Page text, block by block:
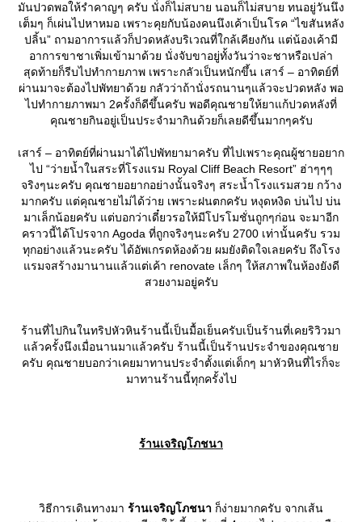
มันปวดพอให้รำคาญๆ ครับ นั่งก็ไม่สบาย นอนก็ไม่สบาย ทนอยู่วันนึง
เต็มๆ ก็เผ่นไปหาหมอ เพราะคุยกับน้องคนนึงเค้าเป็นโรค “ไขสันหลัง
ปลิ้น” ถามอาการแล้วก็ปวดหลังบริเวณที่ใกล้เคียงกัน แต่น้องเค้ามี
อาการขาชาเพิ่มเข้ามาด้วย นั่งจับขาอยู่ทั้งวันว่าจะชาหรือเปล่า
สุดท้ายก็รีบไปทำกายภาพ เพราะกลัวเป็นหนักขึ้น เสาร์ – อาทิตย์ที่
ผ่านมาจะต้องไปพัทยาด้วย กลัวว่าถ้านั่งรถนานๆแล้วจะปวดหลัง พอ
ไปทำกายภาพมา 2ครั้งก็ดีขึ้นครับ พอดีคุณชายให้ยาแก้ปวดหลังที่
คุณชายกินอยู่เป็นประจำมากินด้วยก็เลยดีขึ้นมากๆครับ
เสาร์ – อาทิตย์ที่ผ่านมาได้ไปพัทยามาครับ ที่ไปเพราะคุณผู้ชายอยาก
ไป “ว่ายน้ำในสระที่โรงแรม Royal Cliff Beach Resort” ฮ่าๆๆๆ
จริงๆนะครับ คุณชายอยากอย่างนั้นจริงๆ สระน้ำโรงแรมสวย กว้าง
มากครับ แต่คุณชายไม่ได้ว่าย เพราะฝนตกครับ หงุดหงิด บ่นไป บ่น
มาเล็กน้อยครับ แต่บอกว่าเดี๋ยวรอให้มีโปรโมชั่นถูกๆก่อน จะมาอีก
คราวนี้ได้โปรจาก Agoda ที่ถูกจริงๆนะครับ 2700 เท่านั้นครับ รวม
ทุกอย่างแล้วนะครับ ได้อัพเกรดห้องด้วย ผมยังติดใจเลยครับ ถึงโรง
รมจสร้างมานานแล้วแต่เค้า renovate เล็กๆ ให้สภาพในห้องยังดี
สวยงามอยู่ครับ
ร้านที่ไปกินในทริปหัวหินร้านนี้เป็นมื้อเย็นครับเป็นร้านที่เคยริวิวมา
ล้วครั้งนึงเมื่อนานมาแล้วครับ ร้านนี้เป็นร้านประจำของคุณชา
ครับ คุณชายบอกว่าเคยมาทานประจำตั้งแต่เด็กๆ มาหัวหินที่ไรก็จะ
มาทานร้านนี้ทุกครั้งไป
ร้านเจริญโภชนา
วิธีการเดินทางมา ร้านเจริญโภชนา ก็ง่ายมากครับ จากเส้น